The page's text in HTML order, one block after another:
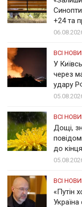
+24 та
ВСІ
У
через
удару
ВСІ
Дощі,
до
ВСІ
«Путін